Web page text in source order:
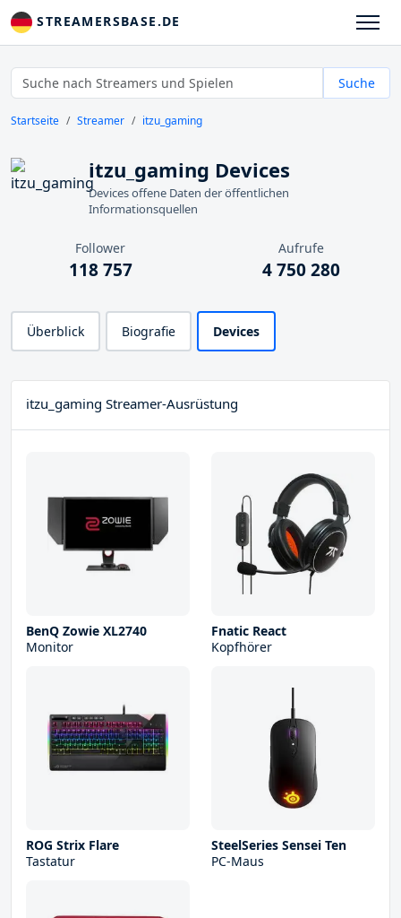
STREAMERSBASE.DE
Suche
Startseite Streamer itzu_gaming
itzu_gaming Devices
Devices offene Daten der öffentlichen
Informationsquellen
Follower
118 757
Aufrufe
4 750 280
Überblick Biografie Devices
itzu_gaming Streamer-Ausrüstung
BenQ Zowie XL2740
Monitor
Fnatic React
Kopfhörer
ROG Strix Flare
Tastatur
SteelSeries Sensei Ten
PC-Maus